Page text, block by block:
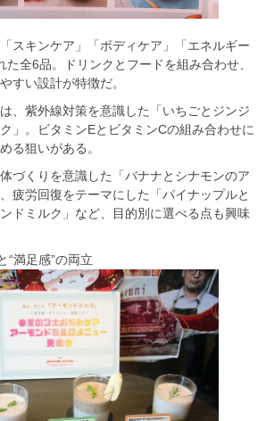
スキンケア」「ボディケア」「エネルギー
全6品。ドリンクとフードを組み合わせ、
すい設計が特徴だ。
、紫外線対策を意識した「いちごとジンジ
」。ビタミンEとビタミンCの組み合わせに
る狙いがある。
づくりを意識した「バナナとシナモンのア
疲労回復をテーマにした「パイナップルと
ドミルク」など、目的別に選べる点も興味
満足感”の両立